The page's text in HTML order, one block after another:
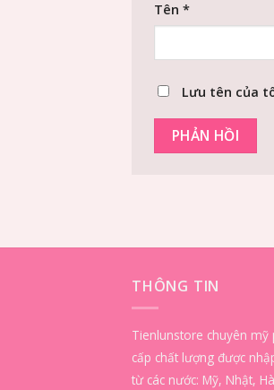
Tên *
Lưu tên của
THÔNG TIN
Tienlunstore chuyên mỹ
cấp chất lượng được
từ các nước: Mỹ, Nhật,